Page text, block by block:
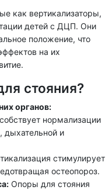
как вертикализаторы,
детей с ДЦП. Они
положение, что
на их
стояния?
органов:
нормализации
дыхательной и
стимулирует
остеопороз.
Опоры для стояния